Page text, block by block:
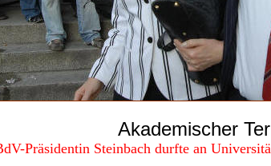
Akademischer
Präsidentin Steinbach durfte an